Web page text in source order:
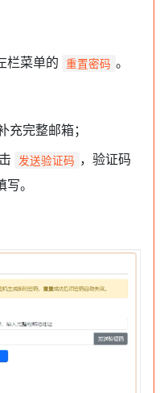
栏菜单的
重置密码 。
充完整邮箱；
发送验证码 ，验证码
。